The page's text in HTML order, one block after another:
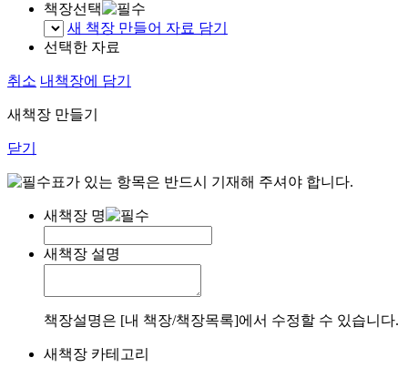
책장선택
새 책장 만들어 자료 담기
선택한 자료
취소 내책장에 담기
새책장 만들기
닫기
표가 있는 항목은 반드시 기재해 주셔야 합니다.
새책장 명
새책장 설명
책장설명은 [내 책장/책장목록]에서 수정할 수 있습니다.
새책장 카테고리